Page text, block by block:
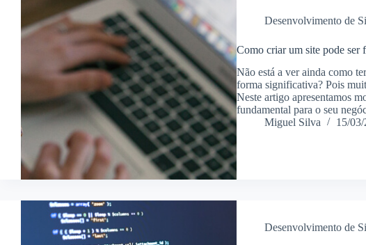
Desenvolvimento de
Como criar um site pode ser
Não está a ver ainda como
forma significativa? Pois
Neste artigo apresentamos
fundamental para o seu
Miguel Silva
15/
Desenvolvimento de